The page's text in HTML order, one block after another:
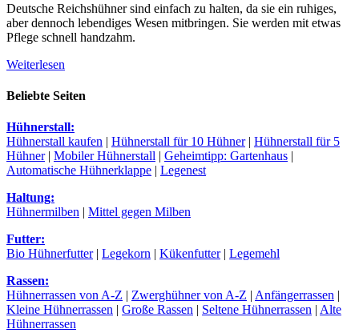
Deutsche Reichshühner sind einfach zu halten, da sie ein ruhiges,
aber dennoch lebendiges Wesen mitbringen. Sie werden mit etwas
Pflege schnell handzahm.
Weiterlesen
Beliebte Seiten
Hühnerstall:
Hühnerstall kaufen | Hühnerstall für 10 Hühner| Hühnerstall für 5
Hühner| Mobiler Hühnerstall | Geheimtipp: Gartenhaus |
Automatische Hühnerklappe | Legenest
Haltung:
Hühnermilben | Mittel gegen Milben
Futter:
Bio Hühnerfutter| Legekorn | Kükenfutter| Legemehl
Rassen:
Hühnerrassen von A-Z | Zwerghühner von A-Z | Anfängerrassen |
Kleine Hühnerrassen | Große Rassen | Seltene Hühnerrassen | Alte
Hühnerrassen